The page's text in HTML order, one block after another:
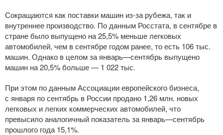
Сокращаются как поставки машин из-за рубежа, так и
внутреннее производство. По данным Росстата, в сентябре в
стране было выпущено на 25,5% меньше легковых
автомобилей, чем в сентябре годом ранее, то есть 106 тыс.
машин. Однако в целом за январь—сентябрь выпущено
машин на 20,5% больше — 1 022 тыс.
При этом по данным Ассоциации европейского бизнеса,
с января по сентябрь в России продано 1,26 млн. новых
легковых и легких коммерческих автомобилей, что
превысило аналогичный показатель за январь—сентябрь
прошлого года 15,1%.